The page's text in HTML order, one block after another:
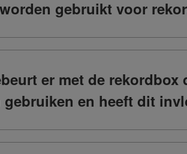
gebruikt voor
er met de
en heeft dit